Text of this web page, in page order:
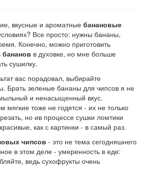
вкусные и ароматные банановые
Все просто: нужны бананы,
Конечно, можно приготовить
в духовке, но мне больше
сушилку.
вас порадовал, выбирайте
Брать зеленые бананы для чипсов я не
и ненасыщенный вкус.
мягкие тоже не годятся - их не только
но ив процессе сушки ломтики
как с картинки - в самый раз.
чипсов - это не тема сегодняшнего
в этом деле - умеренность в еде:
ведь сухофрукты очень